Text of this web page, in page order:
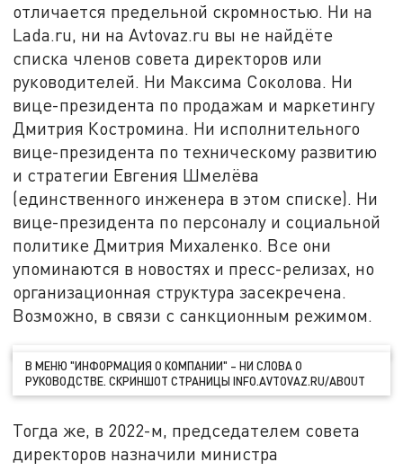
отличается предельной скромностью. Ни на
Lada.ru, ни на Avtovaz.ru вы не найдёте
списка членов совета директоров или
руководителей. Ни Максима Соколова. Ни
вице-президента по продажам и маркетингу
Дмитрия Костромина. Ни исполнительного
вице-президента по техническому развитию
и стратегии Евгения Шмелёва
(единственного инженера в этом списке). Ни
вице-президента по персоналу и социальной
политике Дмитрия Михаленко. Все они
упоминаются в новостях и пресс-релизах, но
организационная структура засекречена.
Возможно, в связи с санкционным режимом.
В МЕНЮ "ИНФОРМАЦИЯ О КОМПАНИИ" – НИ СЛОВА О
РУКОВОДСТВЕ. СКРИНШОТ СТРАНИЦЫ INFO.AVTOVAZ.RU/ABOUT
Тогда же, в 2022-м, председателем совета
директоров назначили министра